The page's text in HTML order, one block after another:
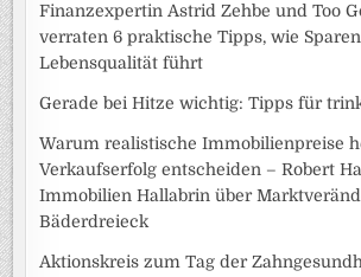
Finanzexpertin Astrid Zehbe und Too
verraten 6 praktische Tipps, wie
Lebensqualität führt
Gerade bei Hitze wichtig: Tipps für
Warum realistische Immobilienpreise
Verkaufserfolg entscheiden – Robert
Immobilien Hallabrin über
Bäderdreieck
Aktionskreis zum Tag der